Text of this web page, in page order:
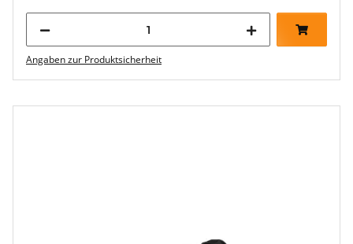
Angaben zur Produktsicherheit